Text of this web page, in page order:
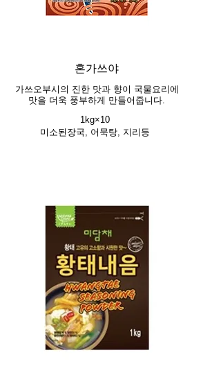
혼가쓰야
가쓰오부시의 진한 맛과 향이 국물요리에
맛을 더욱 풍부하게 만들어줍니다.
1kg×10
미소된장국, 어묵탕, 지리등